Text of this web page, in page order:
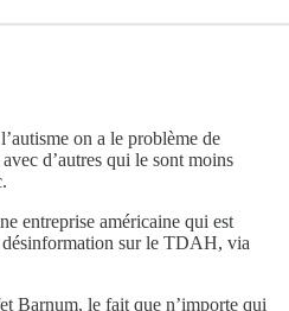
on a le problème de
d’autres qui le sont moins
entreprise américaine qui est
désinformation sur le TDAH, via
Barnum, le fait que n’importe qui